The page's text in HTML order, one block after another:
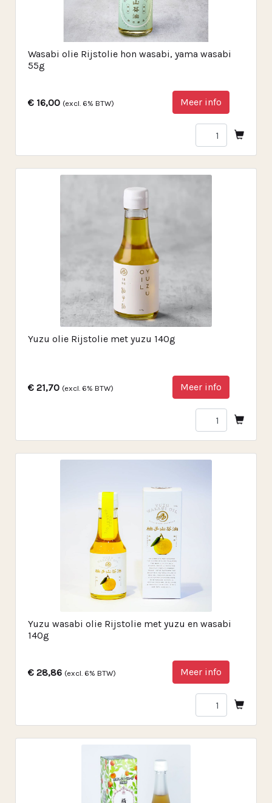
Wasabi olie Rijstolie hon wasabi, yama wasabi
55g
€ 16,00 (excl. 6% BTW) Meer info
Yuzu olie Rijstolie met yuzu 140g
€ 21,70 (excl. 6% BTW) Meer info
Yuzu wasabi olie Rijstolie met yuzu en wasabi
140g
€ 28,86 (excl. 6% BTW) Meer info